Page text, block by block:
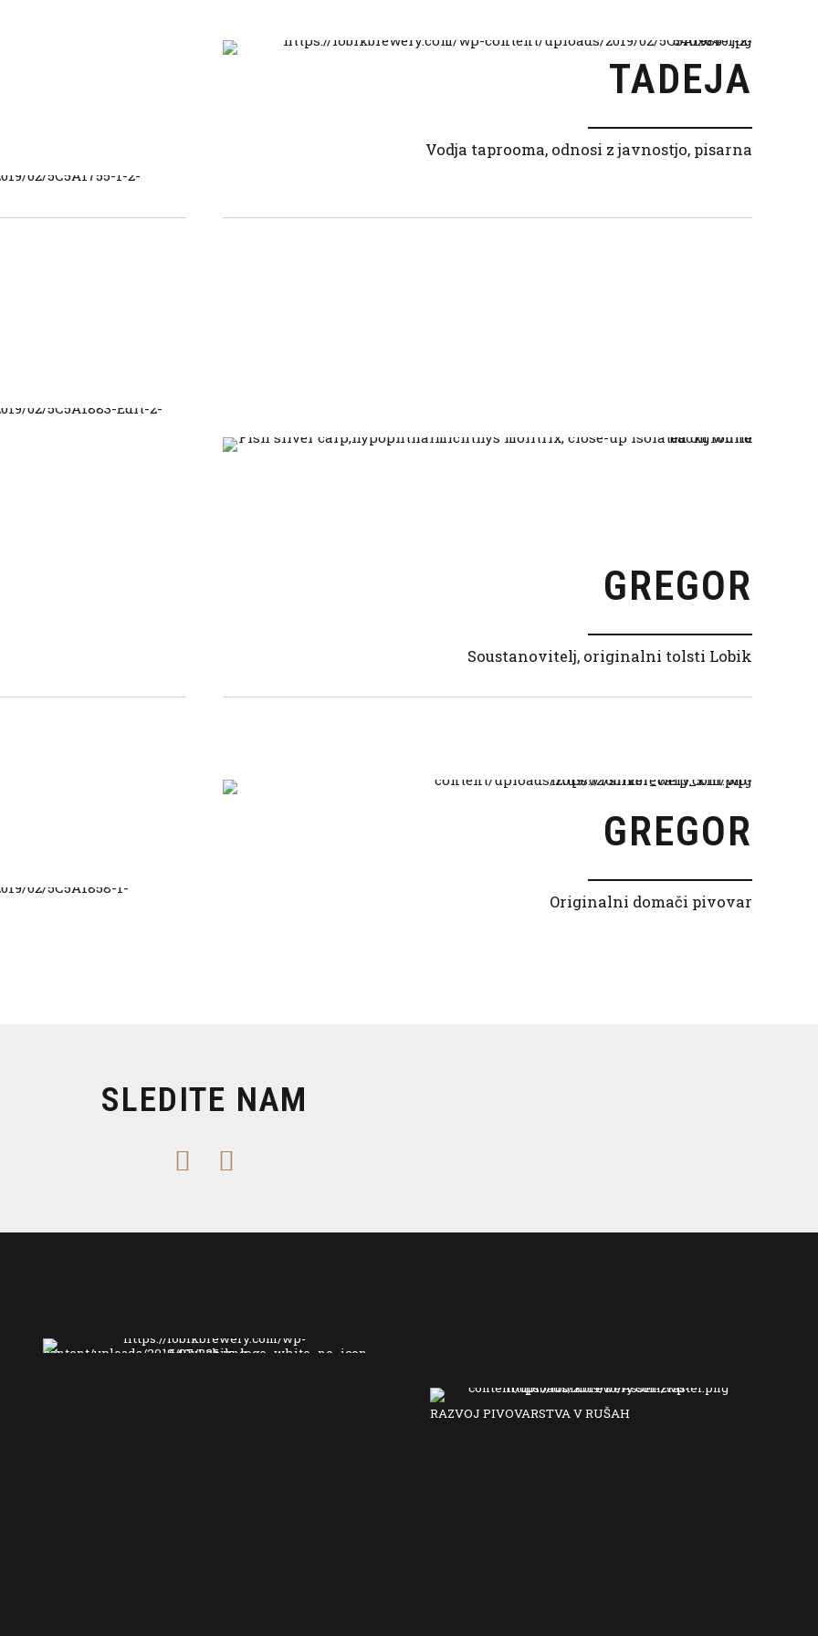
TADEJA
Vodja taprooma, odnosi z javnostjo, pisarna
GREGOR
Soustanovitelj, originalni tolsti Lobik
GREGOR
Originalni domači pivovar
SLEDITE NAM
RAZVOJ PIVOVARSTVA V RUŠAH